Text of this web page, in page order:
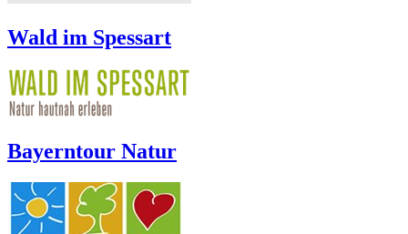
Wald im Spessart
Bayerntour Natur